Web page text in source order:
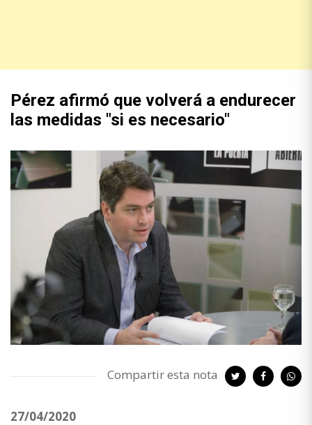
Pérez afirmó que volverá a endurecer
las medidas "si es necesario"
Compartir esta nota
27/04/2020